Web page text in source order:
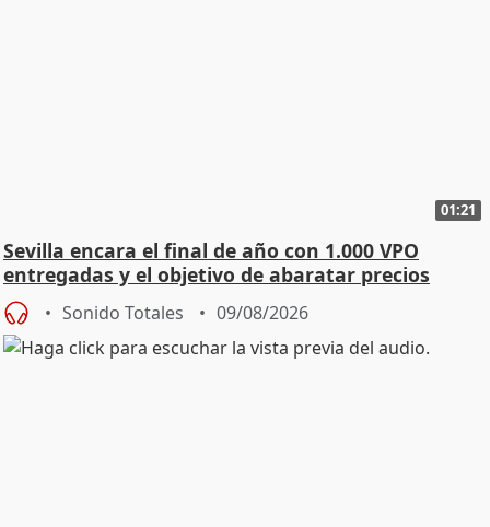
01:21
Sevilla encara el final de año con 1.000 VPO
entregadas y el objetivo de abaratar precios
Sonido Totales 09/08/2026